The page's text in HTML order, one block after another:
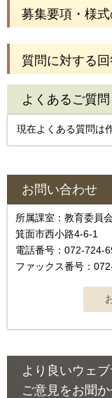
募集要項・様
質問に対する
よくあるご質問
現在よくある質問は
お問い合わせ
所属課室：教育委員
箕面市西小路4‐6‐1
電話番号：072-724-
ファックス番号：
より良いウェ
ご意見をお聞